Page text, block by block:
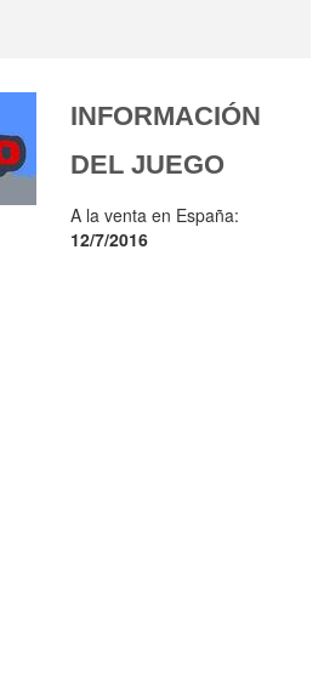
INFORMACIÓN
DEL JUEGO
A la venta en España:
12/7/2016